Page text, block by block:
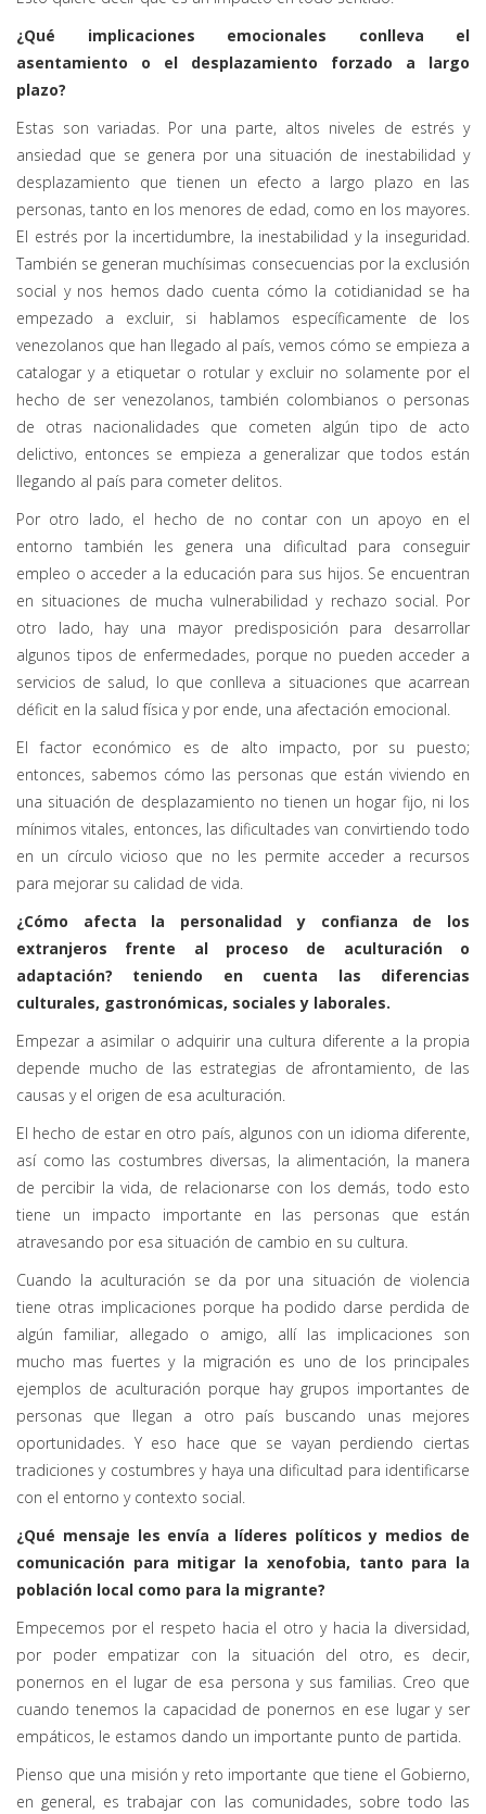
¿Qué implicaciones emocionales conlleva el
asentamiento o el desplazamiento forzado a largo
plazo?
Estas son variadas. Por una parte, altos niveles de estrés y
ansiedad que se genera por una situación de inestabilidad y
desplazamiento que tienen un efecto a largo plazo en las
personas, tanto en los menores de edad, como en los mayores.
El estrés por la incertidumbre, la inestabilidad y la inseguridad.
También se generan muchísimas consecuencias por la exclusión
social y nos hemos dado cuenta cómo la cotidianidad se ha
empezado a excluir, si hablamos específicamente de los
venezolanos que han llegado al país, vemos cómo se empieza a
catalogar y a etiquetar o rotular y excluir no solamente por el
hecho de ser venezolanos, también colombianos o personas
de otras nacionalidades que cometen algún tipo de acto
delictivo, entonces se empieza a generalizar que todos están
llegando al país para cometer delitos.
Por otro lado, el hecho de no contar con un apoyo en el
entorno también les genera una dificultad para conseguir
empleo o acceder a la educación para sus hijos. Se encuentran
en situaciones de mucha vulnerabilidad y rechazo social. Por
otro lado, hay una mayor predisposición para desarrollar
algunos tipos de enfermedades, porque no pueden acceder a
servicios de salud, lo que conlleva a situaciones que acarrean
déficit en la salud física y por ende, una afectación emocional.
El factor económico es de alto impacto, por su puesto;
entonces, sabemos cómo las personas que están viviendo en
una situación de desplazamiento no tienen un hogar fijo, ni los
mínimos vitales, entonces, las dificultades van convirtiendo todo
en un círculo vicioso que no les permite acceder a recursos
para mejorar su calidad de vida.
¿Cómo afecta la personalidad y confianza de los
extranjeros frente al proceso de aculturación o
adaptación? teniendo en cuenta las diferencias
culturales, gastronómicas, sociales y laborales.
Empezar a asimilar o adquirir una cultura diferente a la propia
depende mucho de las estrategias de afrontamiento, de las
causas y el origen de esa aculturación.
El hecho de estar en otro país, algunos con un idioma diferente,
así como las costumbres diversas, la alimentación, la manera
de percibir la vida, de relacionarse con los demás, todo esto
tiene un impacto importante en las personas que están
atravesando por esa situación de cambio en su cultura.
Cuando la aculturación se da por una situación de violencia
tiene otras implicaciones porque ha podido darse perdida de
algún familiar, allegado o amigo, allí las implicaciones son
mucho mas fuertes y la migración es uno de los principales
ejemplos de aculturación porque hay grupos importantes de
personas que llegan a otro país buscando unas mejores
oportunidades. Y eso hace que se vayan perdiendo ciertas
tradiciones y costumbres y haya una dificultad para identificarse
con el entorno y contexto social.
¿Qué mensaje les envía a líderes políticos y medios de
comunicación para mitigar la xenofobia, tanto para la
población local como para la migrante?
Empecemos por el respeto hacia el otro y hacia la diversidad,
por poder empatizar con la situación del otro, es decir,
ponernos en el lugar de esa persona y sus familias. Creo que
cuando tenemos la capacidad de ponernos en ese lugar y ser
empáticos, le estamos dando un importante punto de partida.
Pienso que una misión y reto importante que tiene el Gobierno,
en general, es trabajar con las comunidades, sobre todo las